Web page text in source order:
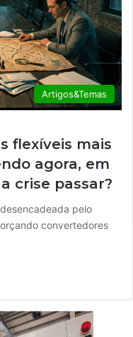
Artigos&Temas
flexíveis mais
agora, em
crise passar?
pelo
convertedores